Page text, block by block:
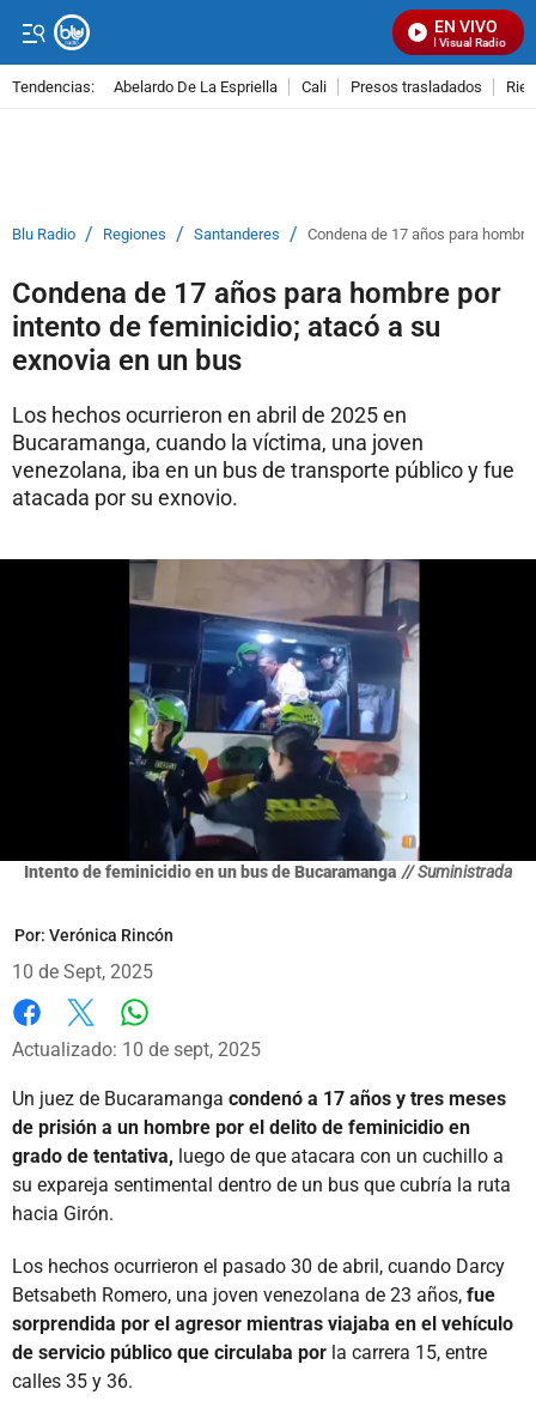
EN VIVO
Señal Visual Radio
Tendencias: Abelardo De La Espriella Cali Presos trasladados
Blu Radio / Regiones / Santanderes / Condena de 17 años para
Condena de 17 años para hombre por
intento de feminicidio; atacó a su
exnovia en un bus
Los hechos ocurrieron en abril de 2025 en
Bucaramanga, cuando la víctima, una joven
venezolana, iba en un bus de transporte público y fue
atacada por su exnovio.
Intento de feminicidio en un bus de Bucaramanga // Suministrada
Por: Verónica Rincón
10 de Sept, 2025
Facebook
X
Actualizado: 10 de sept, 2025
Un juez de Bucaramanga condenó a 17 años y tres meses
de prisión a un hombre por el delito de feminicidio en
grado de tentativa, luego de que atacara con un cuchillo a
su expareja sentimental dentro de un bus que cubría la ruta
hacia Girón.
Los hechos ocurrieron el pasado 30 de abril, cuando Darcy
Betsabeth Romero, una joven venezolana de 23 años, fue
sorprendida por el agresor mientras viajaba en el vehículo
de servicio público que circulaba por la carrera 15, entre
calles 35 y 36.